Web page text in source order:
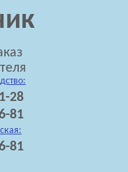
28
81
81